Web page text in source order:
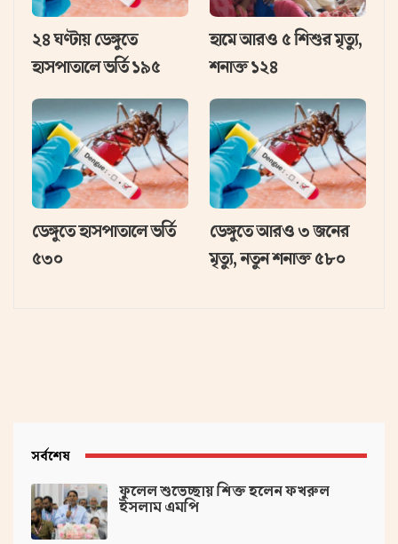
২৪ ঘণ্টায় ডেঙ্গুতে
হাসপাতালে ভর্তি ১৯৫
হামে আরও ৫ শিশুর মৃত্যু,
শনাক্ত ১২৪
ডেঙ্গুতে হাসপাতালে ভর্তি
৫৩০
ডেঙ্গুতে আরও ৩ জনের
মৃত্যু, নতুন শনাক্ত ৫৮০
সর্বশেষ
ফুলেল শুভেচ্ছায় শিক্ত হলেন ফখরুল
ইসলাম এমপি